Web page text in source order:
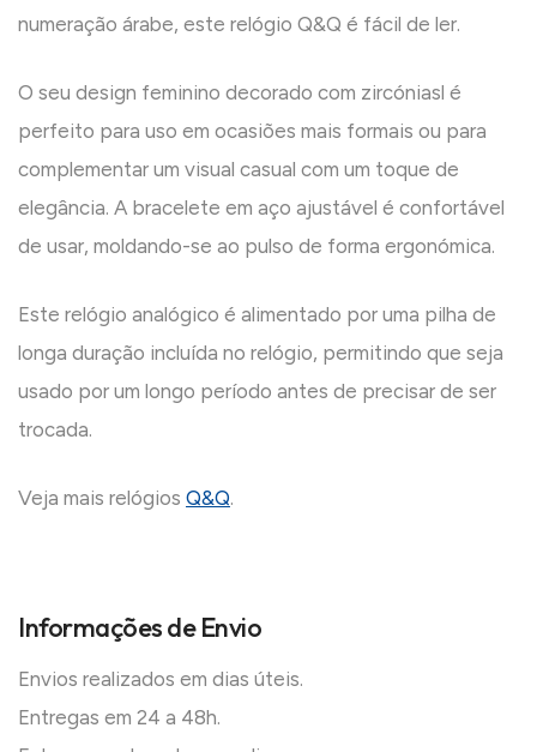
numeração árabe, este relógio Q&Q é fácil de ler.
O seu design feminino decorado com zircóniasl é
perfeito para uso em ocasiões mais formais ou para
complementar um visual casual com um toque de
elegância. A bracelete em aço ajustável é confortável
de usar, moldando-se ao pulso de forma ergonómica.
Este relógio analógico é alimentado por uma pilha de
longa duração incluída no relógio, permitindo que seja
usado por um longo período antes de precisar de ser
trocada.
Veja mais relógios Q&Q.
Informações de Envio
Envios realizados em dias úteis.
Entregas em 24 a 48h.